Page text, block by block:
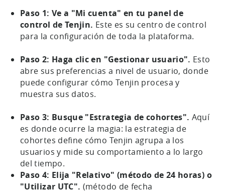
Paso 1: Ve a "Mi cuenta" en tu panel de
control de Tenjin. Este es su centro de control
para la configuración de toda la plataforma.
Paso 2: Haga clic en "Gestionar usuario". Esto
abre sus preferencias a nivel de usuario, donde
puede configurar cómo Tenjin procesa y
muestra sus datos.
Paso 3: Busque "Estrategia de cohortes". Aquí
es donde ocurre la magia: la estrategia de
cohortes define cómo Tenjin agrupa a los
usuarios y mide su comportamiento a lo largo
del tiempo.
Paso 4: Elija "Relativo" (método de 24 horas) o
"Utilizar UTC". (método de fecha